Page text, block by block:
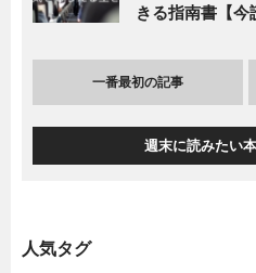
きる指南書【
一番最初の記事
週末に読みたい
人気タグ